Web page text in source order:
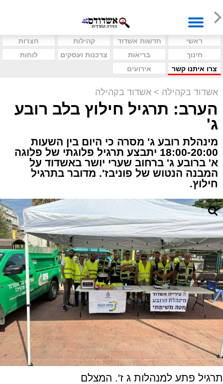
ראשי חדשות אשדוד קהילות
חצרות
חינוך
בריאות צרכנות ועסקים
לוחות
צרו איתנו קשר
אירועים
אשדוד בקהילה > אשדוד בקהילה
הערב: תרגיל חילוץ בלב רובע
ג'
מינהלת רובע ג' מסרה כי היום בין השעות
18:00-20:00 יתבצע תרגיל פלוגתי של פלוגה
א' ברובע ג' ברחוב שערי יושר באשדוד על
המבנה הנטוש של פוניבז'. מדובר בתרגיל
חילוץ.
תרגיל פתע למנהלות ג ז'. המצלם